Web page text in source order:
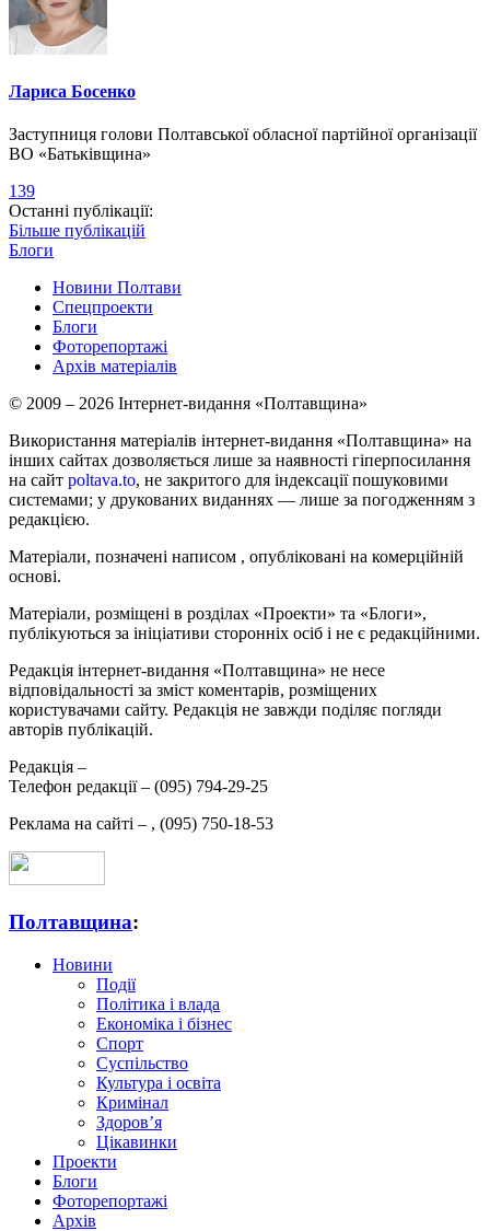
Лариса Босенко
Заступниця голови Полтавської обласної партійної організації
ВО «Батьківщина»
139
Останні публікації:
Більше публікацій
Блоги
Новини Полтави
Спецпроекти
Блоги
Фоторепортажі
Архів матеріалів
© 2009 – 2026 Інтернет-видання «Полтавщина»
Використання матеріалів інтернет-видання «Полтавщина» на
інших сайтах дозволяється лише за наявності гіперпосилання
на сайт poltava.to, не закритого для індексації пошуковими
системами; у друкованих виданнях — лише за погодженням з
редакцією.
Матеріали, позначені написом , опубліковані на комерційній
основі.
Матеріали, розміщені в розділах «Проекти» та «Блоги»,
публікуються за ініціативи сторонніх осіб і не є редакційними.
Редакція інтернет-видання «Полтавщина» не несе
відповідальності за зміст коментарів, розміщених
користувачами сайту. Редакція не завжди поділяє погляди
авторів публікацій.
Редакція –
Телефон редакції – (095) 794-29-25
Реклама на сайті – , (095) 750-18-53
Полтавщина:
Новини
Події
Політика і влада
Економіка і бізнес
Спорт
Суспільство
Культура і освіта
Кримінал
Здоров’я
Цікавинки
Проекти
Блоги
Фоторепортажі
Архів